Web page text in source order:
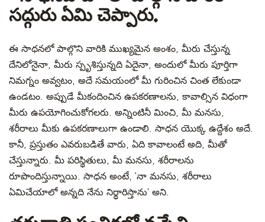
సద్గురు ఏమి చెప్పారు.
ఈ సాధనలో పాల్గొని వారికి ముఖ్యమైన అంశం, మీరు చేస్తున్న
దేనిలోనైనా, మీరు స్పృశిస్తున్నది ఏదైనా, అందులో మీరు పూర్తిగా
నిమగ్నం అవ్వటం, అదే సమయంలో మీ గురించిన చింత లేకుండా
ఉండటం. అప్పుడే మీకందించిన ఉపకరణాలను, కావాల్సిన విధంగా
మీరు ఉపయోగించుకోగలరు. అన్నింటినీ మించి, మీ మనసు,
శరీరాలు మీకు ఉపకరణాలుగా ఉండాలి. సాధన యొక్క ఉద్దేశం అదే.
కానీ, ప్రస్తుతం ఎవరుబడితే వారు, ఏది కావాలంటే అది, మీతో
చేస్తున్నారు. మీ పరిస్థితులు, మీ మనసు, శరీరాలను
రూపొందిస్తున్నాయి. సాధన అంటే, ‘నా మనసు, శరీరాలు
ఏమిచేయాలో అన్నది నేను నిర్థారిస్తాను’ అని.